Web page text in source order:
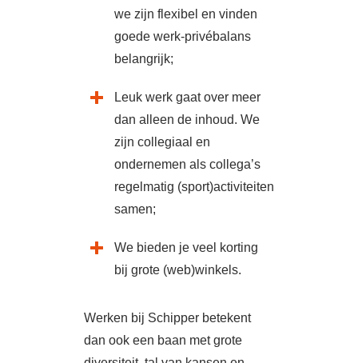
we zijn flexibel en vinden
goede werk-privébalans
belangrijk;
Leuk werk gaat over meer
dan alleen de inhoud. We
zijn collegiaal en
ondernemen als collega’s
regelmatig (sport)activiteiten
samen;
We bieden je veel korting
bij grote (web)winkels.
Werken bij Schipper betekent
dan ook een baan met grote